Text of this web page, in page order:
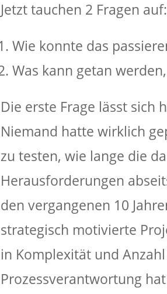
Jetzt tauchen 2 Fragen auf:
Wie konnte das
Was kann getan
Die erste Frage lässt
Niemand hatte wirklich
zu testen, wie lange die
Herausforderungen
den vergangenen 10
strategisch motivierte
in Komplexität und
Prozessverantwortung